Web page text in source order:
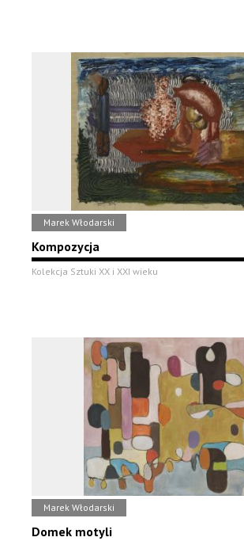
Marek Włodarski
Kompozycja
Kolekcja Sztuki XX i XXI wieku
Marek Włodarski
Domek motyli